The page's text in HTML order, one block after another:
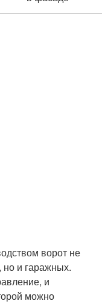
ворот не
и гаражных.
и
можно